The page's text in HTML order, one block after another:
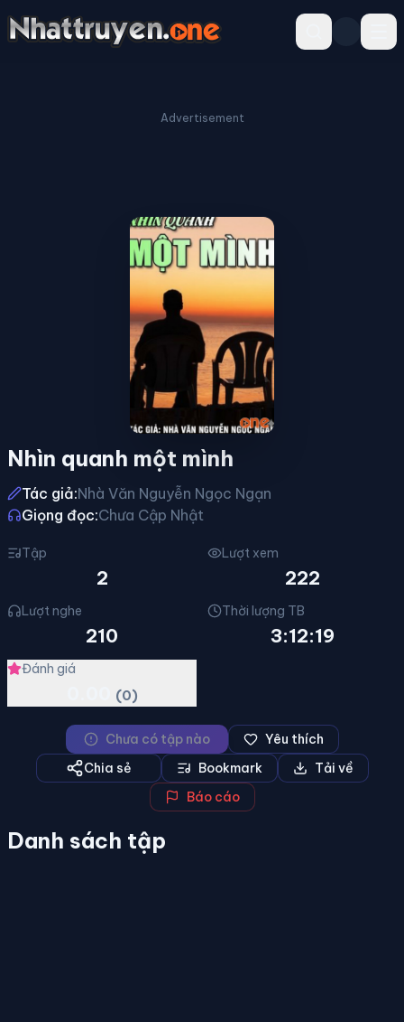
Advertisement
Nhìn quanh một mình
Tác giả:Nhà Văn Nguyễn Ngọc Ngạn
Giọng đọc:Chưa Cập Nhật
Tập
2
Lượt xem
222
Lượt nghe
210
Thời lượng TB
3:12:19
Đánh giá
(0)
Chưa có tập nào
Yêu thích
Chia sẻ
Bookmark
Tải về
Báo cáo
Danh sách tập